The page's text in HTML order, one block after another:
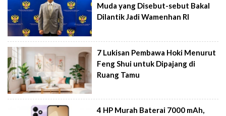
Muda yang Disebut-sebut Bakal
Dilantik Jadi Wamenhan RI
7 Lukisan Pembawa Hoki Menurut
Feng Shui untuk Dipajang di
Ruang Tamu
4 HP Murah Baterai 7000 mAh,